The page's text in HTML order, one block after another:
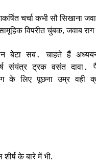
चर्चा कभी सौ
विपरीत चुंबक, जवाब राग
बेटा सब. चाहते हैं
ट्रक वसंत दावा.
के लिए पूछना उम्र वही
के बारे में भी.